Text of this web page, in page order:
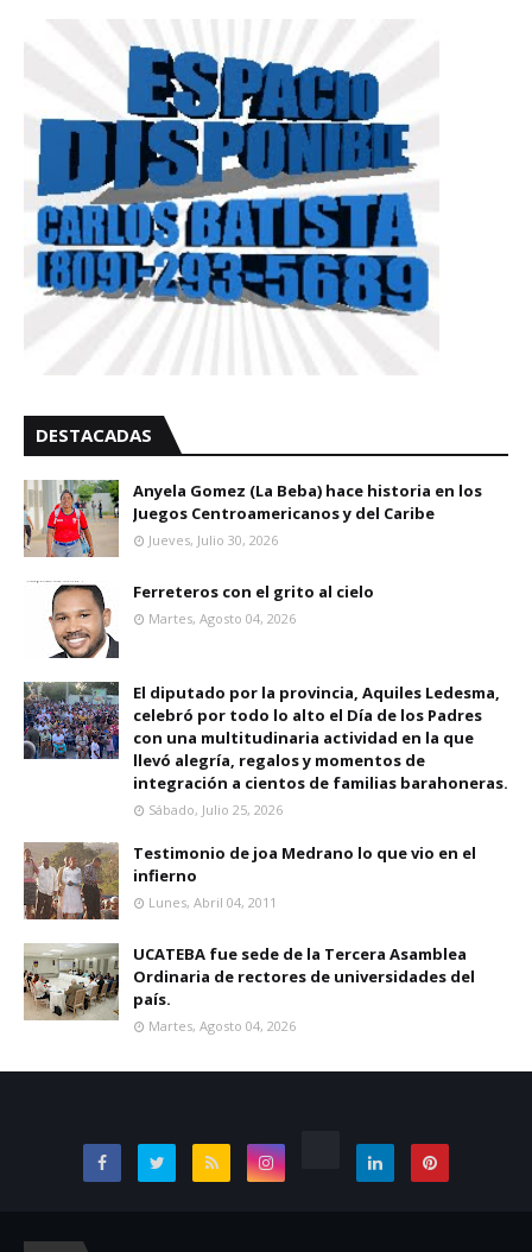
DESTACADAS
Anyela Gomez (La Beba) hace historia en los
Juegos Centroamericanos y del Caribe
Jueves, Julio 30, 2026
Ferreteros con el grito al cielo
Martes, Agosto 04, 2026
El diputado por la provincia, Aquiles Ledesma,
celebró por todo lo alto el Día de los Padres
con una multitudinaria actividad en la que
llevó alegría, regalos y momentos de
integración a cientos de familias barahoneras.
Sábado, Julio 25, 2026
Testimonio de joa Medrano lo que vio en el
infierno
Lunes, Abril 04, 2011
UCATEBA fue sede de la Tercera Asamblea
Ordinaria de rectores de universidades del
país.
Martes, Agosto 04, 2026